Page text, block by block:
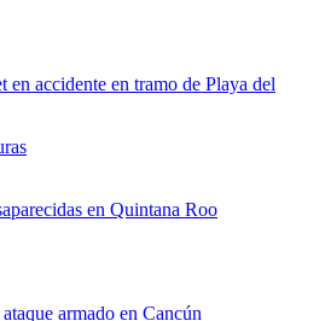
en accidente en tramo de Playa del
en Quintana Roo
armado en Cancún